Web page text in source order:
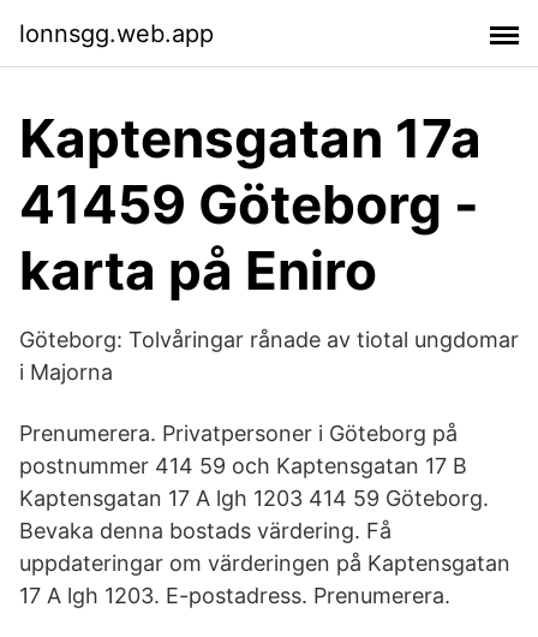
lonnsgg.web.app
Kaptensgatan 17a
41459 Göteborg -
karta på Eniro
Göteborg: Tolvåringar rånade av tiotal ungdomar
i Majorna
Prenumerera. Privatpersoner i Göteborg på
postnummer 414 59 och Kaptensgatan 17 B
Kaptensgatan 17 A lgh 1203 414 59 Göteborg.
Bevaka denna bostads värdering. Få
uppdateringar om värderingen på Kaptensgatan
17 A lgh 1203. E-postadress. Prenumerera.